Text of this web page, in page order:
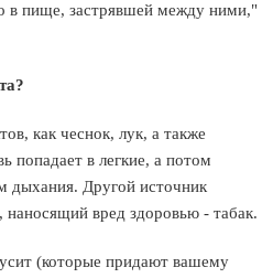
в пище, застрявшей между ними,"
как чеснок, лук, а также
попадает в легкие, а потом
дыхания. Другой источник
наносящий вред здоровью - табак.
(которые придают вашему